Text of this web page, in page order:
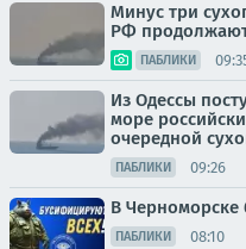
Минус три
РФ
ПАБЛИКИ
Из Одессы
море
очередной
ПАБЛИКИ 09:26
В Черноморске
ПАБЛИКИ 08:10